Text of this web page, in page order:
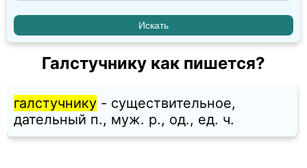
Галстучнику как пишется?
галстучнику - существительное,
дательный п., муж. p., од., ед. ч.